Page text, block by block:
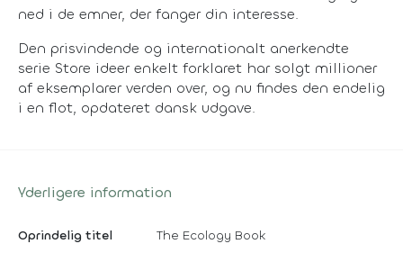
ned i de emner, der fanger din interesse.
Den prisvindende og internationalt anerkendte
serie Store ideer enkelt forklaret har solgt millioner
af eksemplarer verden over, og nu findes den endelig
i en flot, opdateret dansk udgave.
Yderligere information
Oprindelig titel The Ecology Book